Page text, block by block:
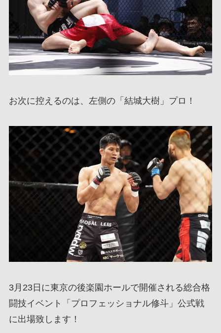
お次に控えるのは、左側の「結城大樹」プロ！
3月23日に東京の後楽園ホールで開催される総合格
闘技イベント「プロフェッショナル修斗」公式戦
に出場致します！